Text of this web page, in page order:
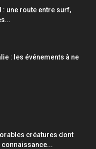
: une route entre surf,
: les événements à ne
créatures dont